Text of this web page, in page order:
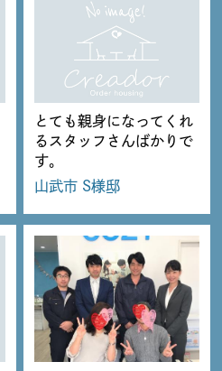
とても親身になってくれ
るスタッフさんばかりで
す。
山武市 S様邸